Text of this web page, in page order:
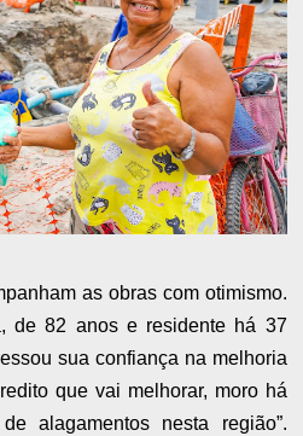
as obras com otimismo.
de 82 anos e residente há 37
sua confiança na melhoria
que vai melhorar, moro há
alagamentos nesta região”.